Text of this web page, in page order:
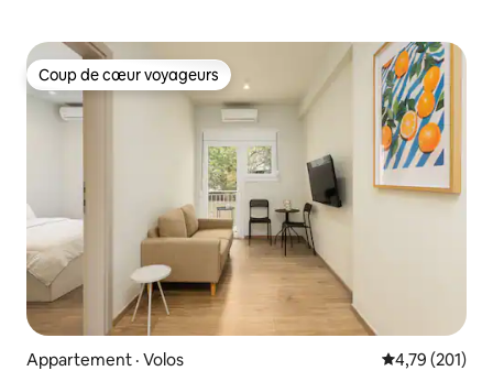
Coup de cœur voyageurs
Coup de cœur voyageurs
Appartement · Volos Note
4,79 (201)